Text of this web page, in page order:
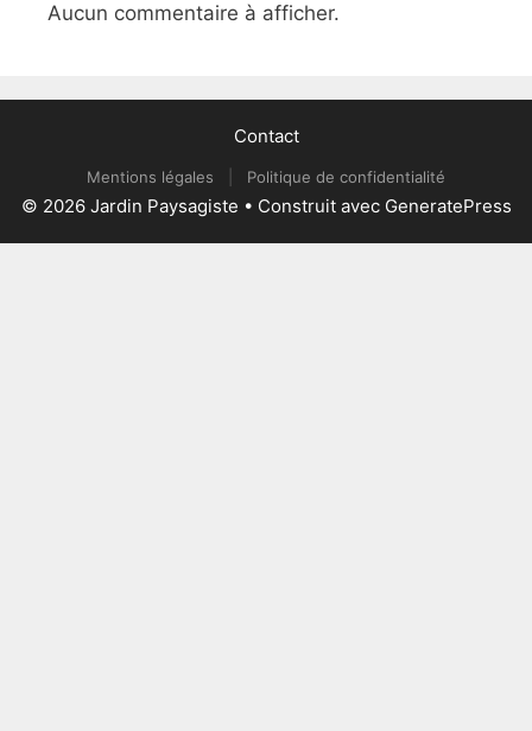
Aucun commentaire à afficher.
Contact
Mentions légales Politique de confidentialité
© 2026 Jardin Paysagiste • Construit avec GeneratePress